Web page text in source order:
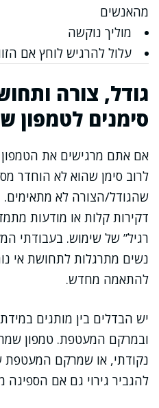
מהאנשים
מוליך נוקשה
עלול להרגיש לוחץ אם
גודל, צורה
סימנים לטמפון
אם אתם מרגישים את הטמפון
לרוב סימן שהוא לא הוחדר
שהגודל/הצורה לא
דקירות קלות או מודעות
רגיל” של שימוש. בעבודתי
נשים מתרגלות לתחושת אי
להתאמה מחדש.
יש הבדלים בין מותגים
ובמרקם המעטפת. טמפון
נקודתי, או שמרקם המעטפת
להגביר גירוי גם אם הספיגה